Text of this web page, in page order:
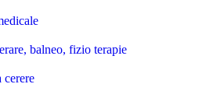
balneo, fizio terapie
cerere